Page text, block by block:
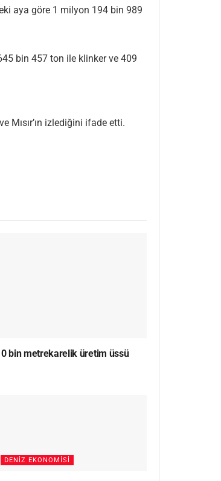
aya göre 1 milyon 194 bin 989
bin 457 ton ile klinker ve 409
Mısır’ın izlediğini ifade etti.
bin metrekarelik üretim üssü
DENIZ EKONOMISI